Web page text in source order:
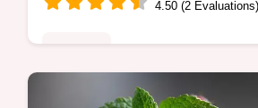
4.50 (2 Évaluations)
Découvrez notre Recette